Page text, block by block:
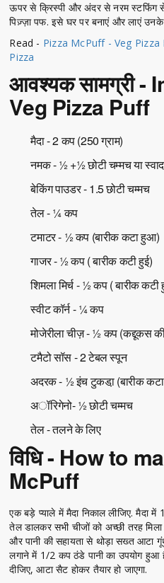
ऊपर से क्रिस्पी और अंदर से नरम स्टफिंग
पिज़्ज़ा पफ. इसे घर पर बनाएं और लाएं
Read - Pizza McPuff - Veg
Pizza
आवश्यक सामग्री
Veg Pizza Puff
मैदा - 2 कप (250 ग्राम)
नमक - ½ +½ छोटी चम्मच या
बेकिंग पाउडर - 1.5 छोटी चम्मच
तेल - ¼ कप
टमाटर - ½ कप (बारीक कटा हुआ)
गाजर - ½ कप ( बारीक कटी हुई)
शिमला मिर्च - ½ कप ( बारीक कटी
स्वीट कॉर्न - ¼ कप
मोजेरीला चीज़ - ½ कप (कद्दूकस
टमैटो सॉस - 2 टेबल स्पून
अदरक - ½ इंच टुकडा़ (बारीक
अॉरिगेनो- ½ छोटी चम्मच
तेल - तलने के लिए
विधि - How to
McPuff
एक बड़े प्याले में मैदा निकाल लीजिए. मैदा
तेल डालकर सभी चीजों को अच्छी तरह मिला
और पानी की सहायता से थोड़ा सख्त आटा
लगाने में 1/2 कप ठंडे पानी का उपयोग
दीजिए, आटा सैट होकर तैयार हो जाएगा.